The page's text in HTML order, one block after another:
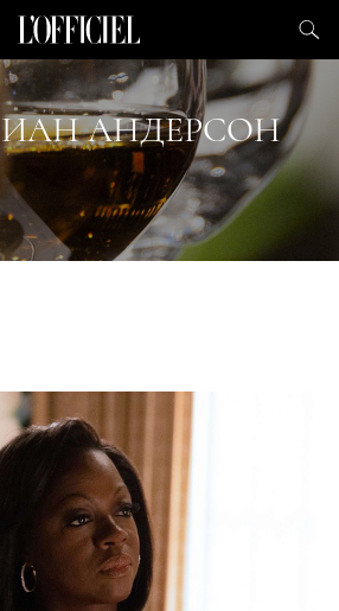
АНДЕРСОН